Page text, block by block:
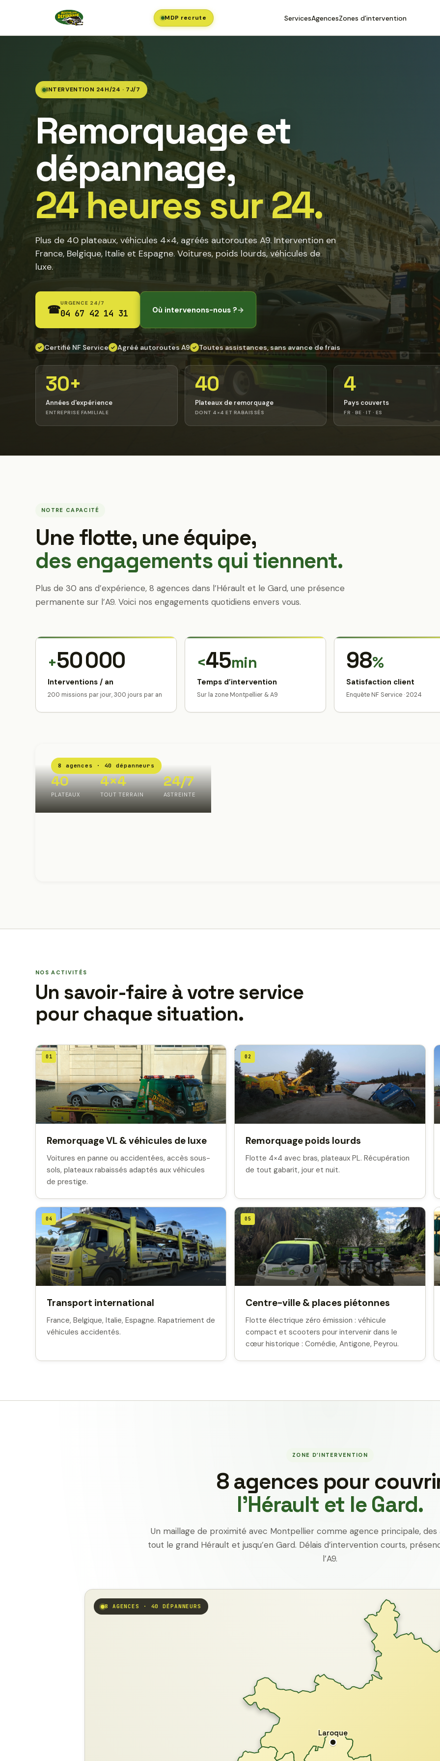
MDP recrute ServicesAgencesZones d’intervention
INTERVENTION 24H/24 · 7J/7
Remorquage et
dépannage,
24 heures sur 24.
Plus de 40 plateaux, véhicules 4×4, agréés autoroutes A9. Intervention en
France, Belgique, Italie et Espagne. Voitures, poids lourds, véhicules de
luxe.
☎URGENCE 24/7
04 67 42 14 31 Où intervenons-nous ?→
✓ Certifié NF Service ✓ Agréé autoroutes A9 ✓ Toutes assistances, sans avance de frais
30+
Années d'expérience
ENTREPRISE FAMILIALE
40
Plateaux de remorquage
DONT 4×4 ET RABAISSÉS
4
Pays couverts
FR · BE · IT · ES
NOTRE CAPACITÉ
Une flotte, une équipe,
des engagements qui tiennent.
Plus de 30 ans d’expérience, 8 agences dans l’Hérault et le Gard, une présence
permanente sur l’A9. Voici nos engagements quotidiens envers vous.
+50 000
Interventions / an
200 missions par jour, 300 jours par an
<45min
Temps d’intervention
Sur la zone Montpellier & A9
98%
Satisfaction client
Enquête NF Service · 2024
8 agences · 40 dépanneurs
40
PLATEAUX
4×4
TOUT TERRAIN
24/7
ASTREINTE
NOS ACTIVITÉS
Un savoir-faire à votre service
pour chaque situation.
01
Remorquage VL & véhicules de luxe
Voitures en panne ou accidentées, accès sous-
sols, plateaux rabaissés adaptés aux véhicules
de prestige.
02
Remorquage poids lourds
Flotte 4×4 avec bras, plateaux PL. Récupération
de tout gabarit, jour et nuit.
04
Transport international
France, Belgique, Italie, Espagne. Rapatriement de
véhicules accidentés.
05
Centre-ville & places piétonnes
Flotte électrique zéro émission : véhicule
compact et scooters pour intervenir dans le
cœur historique : Comédie, Antigone, Peyrou.
ZONE D’INTERVENTION
8 agences pour
l’Hérault et le Gard.
Un maillage de proximité avec Montpellier comme agence principale, des
tout le grand Hérault et jusqu’en Gard. Délais d’intervention courts,
l’A9.
Laroque
8 AGENCES · 40 DÉPANNEURS